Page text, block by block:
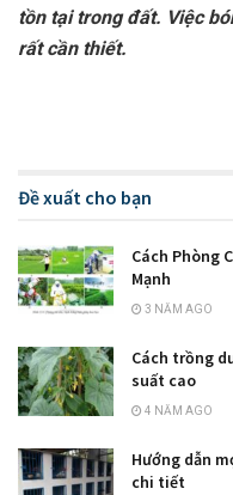
tồn tại trong đất. Việc
rất cần thiết.
Đề xuất cho bạn
Cách Phòng
Mạnh
3 NĂM AGO
Cách trồng
suất cao
4 NĂM AGO
Hướng dẫn
chi tiết